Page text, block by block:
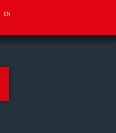
EN